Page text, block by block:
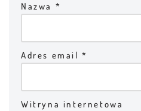
Nazwa *
Adres email*
Witryna internetowa